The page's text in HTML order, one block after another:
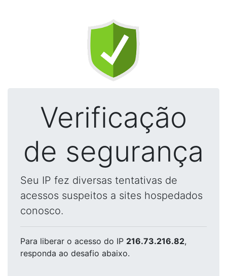
Verificação
de segurança
Seu IP fez diversas tentativas de
acessos suspeitos a sites hospedados
conosco.
Para liberar o acesso do IP 216.73.216.82,
responda ao desafio abaixo.